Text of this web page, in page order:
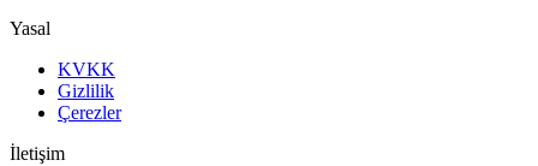
Yasal
KVKK
Gizlilik
Çerezler
İletişim